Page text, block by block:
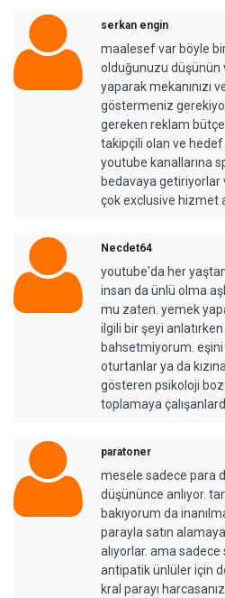
serkan engin
maalesef var böyle
olduğunuzu düşünün
yaparak mekanınızı
göstermeniz
gereken reklam
takipçili olan ve
youtube kanallarına
bedavaya getiriyorlar
çok exclusive hizmet
Necdet64
youtube'da her
insan da ünlü olma
mu zaten. yemek
ilgili bir şeyi
bahsetmiyorum.
oturtanlar ya da
gösteren psikoloji
toplamaya
paratoner
mesele sadece para
düşününce anlıyor.
bakıyorum da
parayla satın
alıyorlar. ama
antipatik ünlüler için
kral parayı